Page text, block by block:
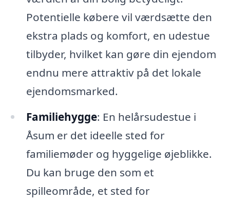
Potentielle købere vil værdsætte den
ekstra plads og komfort, en udestue
tilbyder, hvilket kan gøre din ejendom
endnu mere attraktiv på det lokale
ejendomsmarked.
Familiehygge: En helårsudestue i
Åsum er det ideelle sted for
familiemøder og hyggelige øjeblikke.
Du kan bruge den som et
spilleområde, et sted for